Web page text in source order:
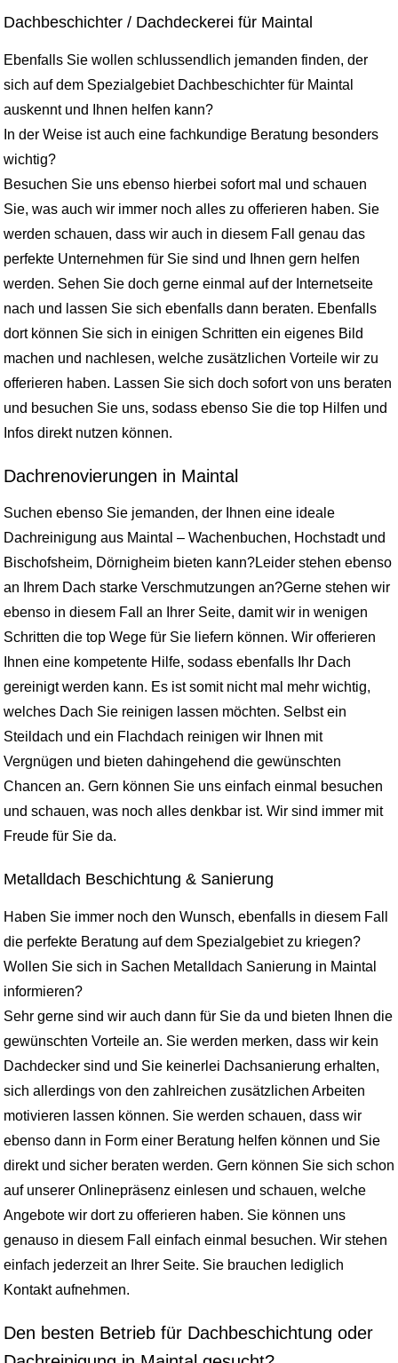
Dachbeschichter / Dachdeckerei für Maintal
Ebenfalls Sie wollen schlussendlich jemanden finden, der
sich auf dem Spezialgebiet Dachbeschichter für Maintal
auskennt und Ihnen helfen kann?
In der Weise ist auch eine fachkundige Beratung besonders
wichtig?
Besuchen Sie uns ebenso hierbei sofort mal und schauen
Sie, was auch wir immer noch alles zu offerieren haben. Sie
werden schauen, dass wir auch in diesem Fall genau das
perfekte Unternehmen für Sie sind und Ihnen gern helfen
werden. Sehen Sie doch gerne einmal auf der Internetseite
nach und lassen Sie sich ebenfalls dann beraten. Ebenfalls
dort können Sie sich in einigen Schritten ein eigenes Bild
machen und nachlesen, welche zusätzlichen Vorteile wir zu
offerieren haben. Lassen Sie sich doch sofort von uns beraten
und besuchen Sie uns, sodass ebenso Sie die top Hilfen und
Infos direkt nutzen können.
Dachrenovierungen in Maintal
Suchen ebenso Sie jemanden, der Ihnen eine ideale
Dachreinigung aus Maintal – Wachenbuchen, Hochstadt und
Bischofsheim, Dörnigheim bieten kann?Leider stehen ebenso
an Ihrem Dach starke Verschmutzungen an?Gerne stehen wir
ebenso in diesem Fall an Ihrer Seite, damit wir in wenigen
Schritten die top Wege für Sie liefern können. Wir offerieren
Ihnen eine kompetente Hilfe, sodass ebenfalls Ihr Dach
gereinigt werden kann. Es ist somit nicht mal mehr wichtig,
welches Dach Sie reinigen lassen möchten. Selbst ein
Steildach und ein Flachdach reinigen wir Ihnen mit
Vergnügen und bieten dahingehend die gewünschten
Chancen an. Gern können Sie uns einfach einmal besuchen
und schauen, was noch alles denkbar ist. Wir sind immer mit
Freude für Sie da.
Metalldach Beschichtung & Sanierung
Haben Sie immer noch den Wunsch, ebenfalls in diesem Fall
die perfekte Beratung auf dem Spezialgebiet zu kriegen?
Wollen Sie sich in Sachen Metalldach Sanierung in Maintal
informieren?
Sehr gerne sind wir auch dann für Sie da und bieten Ihnen die
gewünschten Vorteile an. Sie werden merken, dass wir kein
Dachdecker sind und Sie keinerlei Dachsanierung erhalten,
sich allerdings von den zahlreichen zusätzlichen Arbeiten
motivieren lassen können. Sie werden schauen, dass wir
ebenso dann in Form einer Beratung helfen können und Sie
direkt und sicher beraten werden. Gern können Sie sich schon
auf unserer Onlinepräsenz einlesen und schauen, welche
Angebote wir dort zu offerieren haben. Sie können uns
genauso in diesem Fall einfach einmal besuchen. Wir stehen
einfach jederzeit an Ihrer Seite. Sie brauchen lediglich
Kontakt aufnehmen.
Den besten Betrieb für Dachbeschichtung oder